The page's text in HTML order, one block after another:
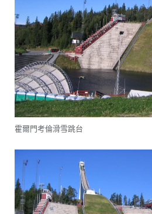
霍爾門考倫滑雪跳台